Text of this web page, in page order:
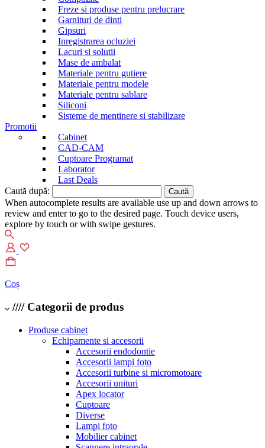
Freze si produse pentru prelucrare
Garnituri de dinti
Gipsuri
Inregistrarea ocluziei
Lacuri si solutii
Mase de ambalat
Materiale pentru gutiere
Materiale pentru modele
Materiale pentru sablare
Siliconi
Sisteme de mentinere si stabilizare
Promotii
Cabinet
CAD-CAM
Cuptoare Programat
Laborator
Last Deals
Caută după:
When autocomplete results are available use up and down arrows to
review and enter to go to the desired page. Touch device users,
explore by touch or with swipe gestures.
Coș
//// Categorii de produs
Produse cabinet
Echipamente si accesorii
Accesorii endodontie
Accesorii lampi foto
Accesorii turbine si micromotoare
Accesorii unituri
Apex locator
Cuptoare
Diverse
Lampi foto
Mobilier cabinet